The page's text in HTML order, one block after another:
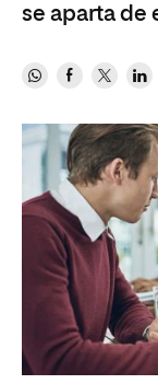
se aparta de